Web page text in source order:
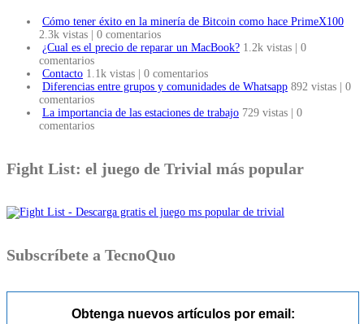
Cómo tener éxito en la minería de Bitcoin como hace PrimeX100
2.3k vistas
0 comentarios
¿Cual es el precio de reparar un MacBook? 1.2k vistas
0
comentarios
Contacto 1.1k vistas
0 comentarios
Diferencias entre grupos y comunidades de Whatsapp 892 vistas
0
comentarios
La importancia de las estaciones de trabajo 729 vistas
0
comentarios
Fight List: el juego de Trivial más popular
Subscríbete a TecnoQuo
Obtenga nuevos artículos por email: